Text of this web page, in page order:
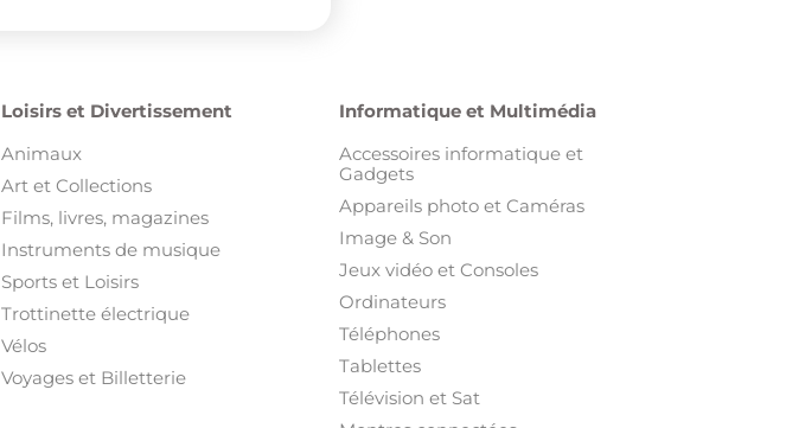
Loisirs et Divertissement
Animaux
Art et Collections
Films, livres, magazines
Instruments de musique
Sports et Loisirs
Trottinette électrique
Vélos
Voyages et Billetterie
Informatique et Multimédia
Accessoires informatique et
Gadgets
Appareils photo et Caméras
Image & Son
Jeux vidéo et Consoles
Ordinateurs
Téléphones
Tablettes
Télévision et Sat